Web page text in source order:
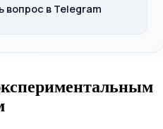
вопрос в Telegram